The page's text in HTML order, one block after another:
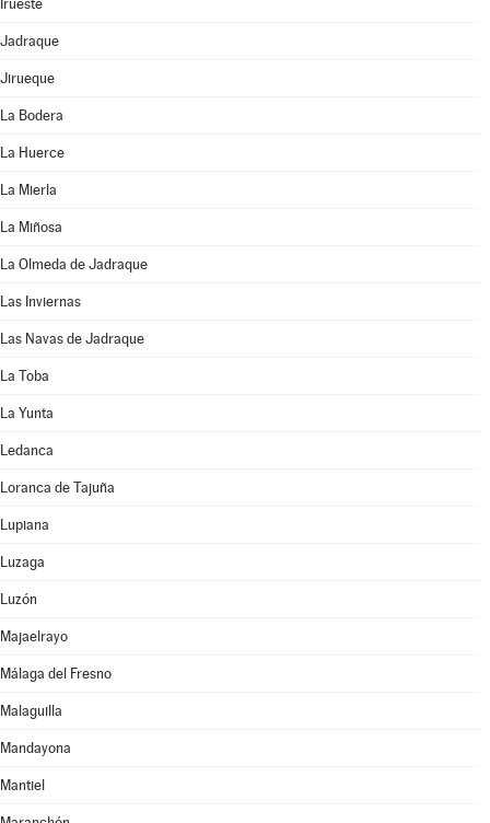
Irueste
Jadraque
Jirueque
La Bodera
La Huerce
La Mierla
La Miñosa
La Olmeda de Jadraque
Las Inviernas
Las Navas de Jadraque
La Toba
La Yunta
Ledanca
Loranca de Tajuña
Lupiana
Luzaga
Luzón
Majaelrayo
Málaga del Fresno
Malaguilla
Mandayona
Mantiel